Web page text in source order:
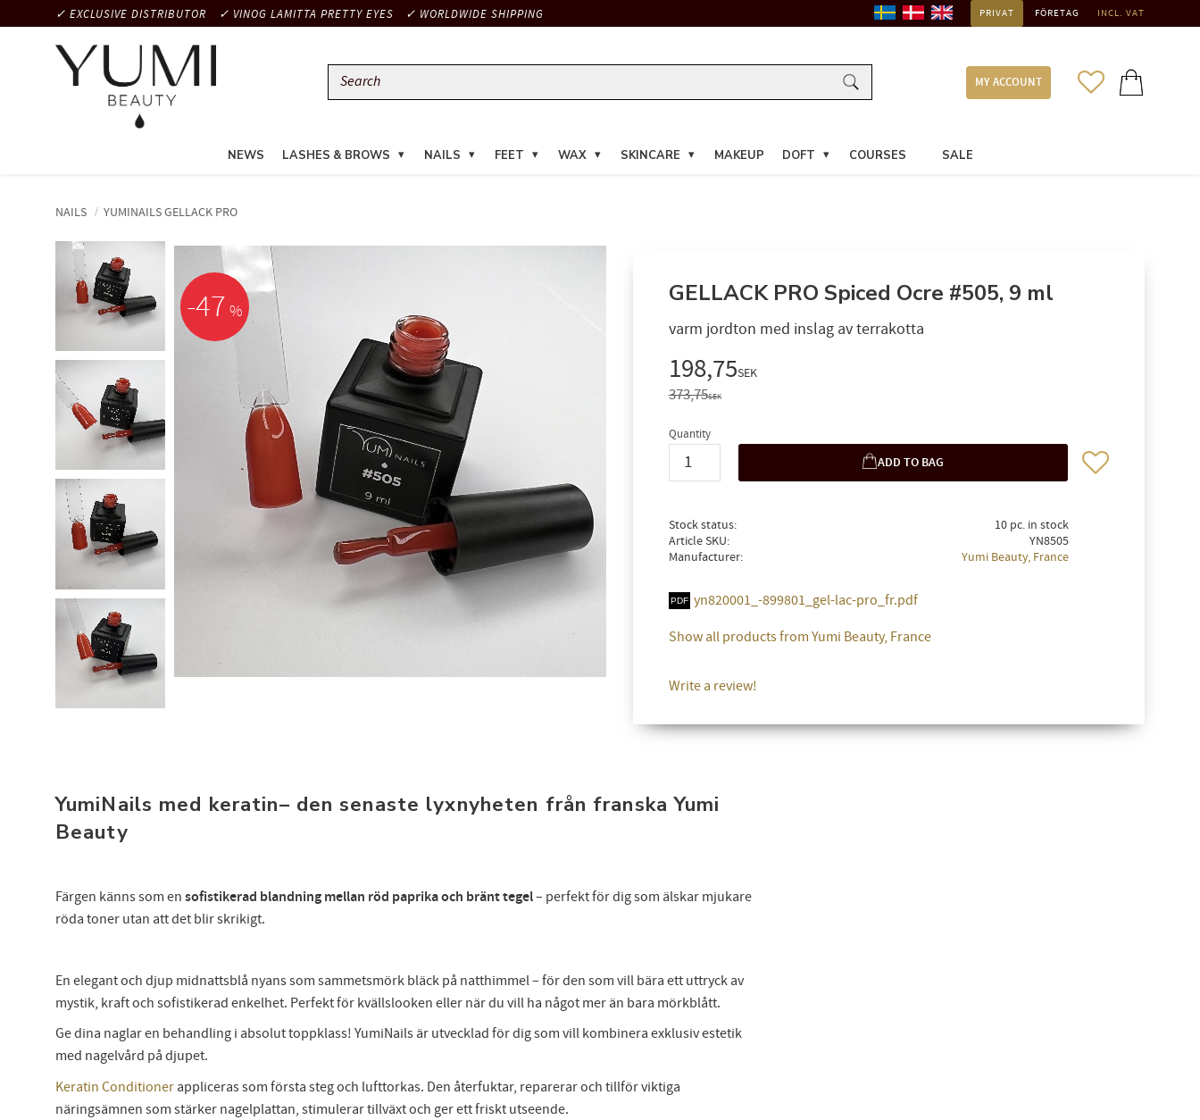
✓ EXCLUSIVE DISTRIBUTOR ✓ VINOG LAMITTA PRETTY EYES ✓ WORLDWIDE SHIPPING PRIVAT FÖRETAG INCL. VAT
MY ACCOUNT FAVORITES
BASKET
NEWS LASHES & BROWS NAILS FEET WAX SKINCARE MAKEUP DOFT COURSES SALE
NAILS YUMINAILS GELLACK PRO
47 %
GELLACK PRO Spiced Ocre #505, 9 ml
varm jordton med inslag av terrakotta
Reduced price:
198,75SEK
Original price:
373,75SEK
Quantity
Add to favorites
Stock status
10 pc. in stock
Article SKU
YN8505
Manufacturer
Yumi Beauty, France
yn820001_-899801_gel-lac-pro_fr.pdf
Show all products from Yumi Beauty, France
Write a review!
YumiNails med keratin– den senaste lyxnyheten från franska Yumi
Beauty
Färgen känns som en sofistikerad blandning mellan röd paprika och bränt tegel– perfekt för dig som älskar mjukare
röda toner utan att det blir skrikigt.
En elegant och djup midnattsblå nyans som sammetsmörk bläck på natthimmel – för den som vill bära ett uttryck av
mystik, kraft och sofistikerad enkelhet. Perfekt för kvällslooken eller när du vill ha något mer än bara mörkblått.
Ge dina naglar en behandling i absolut toppklass! YumiNails är utvecklad för dig som vill kombinera exklusiv estetik
med nagelvård på djupet.
Keratin Conditioner appliceras som första steg och lufttorkas. Den återfuktar, reparerar och tillför viktiga
näringsämnen som stärker nagelplattan, stimulerar tillväxt och ger ett friskt utseende.
Anmäl dig till nyhetsbrev och få 10% rabatt på din nästa beställning. Passa på
att få exclusiva erbjudanden och skönhetsinspiration direkt till din inkorg.